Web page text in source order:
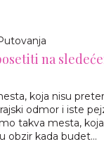
na
koja nisu
odmor i iste
takva mesta,
obzir kada budet...